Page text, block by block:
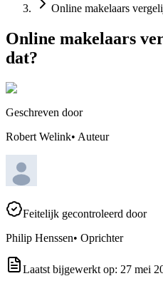
Online makelaars
Online makelaars
dat?
Geschreven door
Robert Welink• Auteur
Feitelijk gecontroleerd door
Philip Henssen• Oprichter
Laatst bijgewerkt op: 27 mei